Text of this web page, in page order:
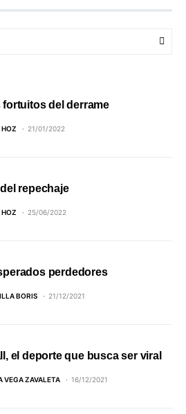
fortuitos del derrame
HOZ 21/01/2022
repechaje
HOZ 25/06/2022
perdedores
BORIS 21/12/2021
el deporte que busca ser viral
VEGA ZAVALETA 16/12/2021